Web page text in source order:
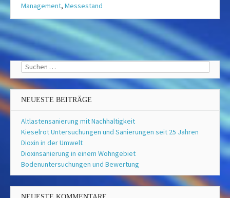
Management,Messestand
Suchen
nach:
NEUESTE BEITRÄGE
Altlastensanierung mit Nachhaltigkeit
Kieselrot Untersuchungen und Sanierungen seit 25 Jahren
Dioxin in der Umwelt
Dioxinsanierung in einem Wohngebiet
Bodenuntersuchungen und Bewertung